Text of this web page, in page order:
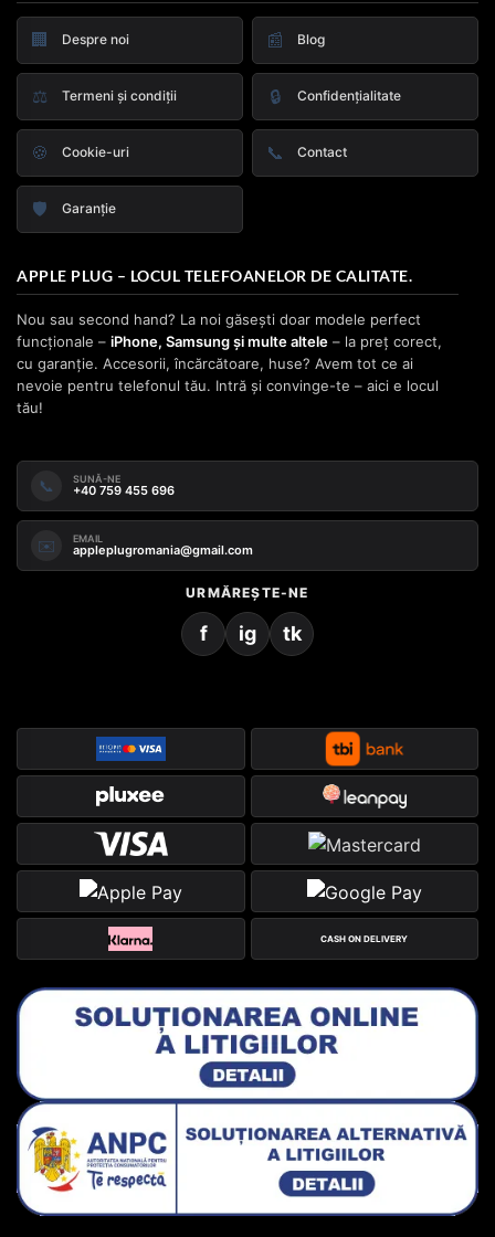
🏢 Despre noi 📰 Blog
⚖️ Termeni și condiții 🔒 Confidențialitate
🍪 Cookie-uri 📞 Contact
🛡️ Garanție
APPLE PLUG – LOCUL TELEFOANELOR DE CALITATE.
Nou sau second hand? La noi găsești doar modele perfect
funcționale – iPhone, Samsung și multe altele – la preț corect,
cu garanție. Accesorii, încărcătoare, huse? Avem tot ce ai
nevoie pentru telefonul tău. Intră și convinge-te – aici e locul
tău!
📞 SUNĂ-NE
+40 759 455 696
✉️ EMAIL
appleplugromania@gmail.com
URMĂREȘTE-NE
f ig tk
CASH ON DELIVERY